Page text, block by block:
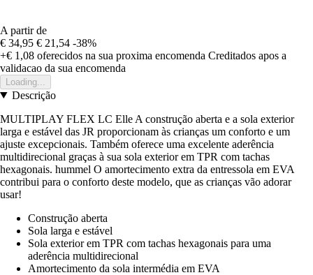
A partir de
€ 34,95 € 21,54 -38%
+€ 1,08 oferecidos na sua proxima encomenda Creditados apos a
validacao da sua encomenda
Loading...
Descrição
MULTIPLAY FLEX LC Elle A construção aberta e a sola exterior
larga e estável das JR proporcionam às crianças um conforto e um
ajuste excepcionais. Também oferece uma excelente aderência
multidirecional graças à sua sola exterior em TPR com tachas
hexagonais. hummel O amortecimento extra da entressola em EVA
contribui para o conforto deste modelo, que as crianças vão adorar
usar!
Construção aberta
Sola larga e estável
Sola exterior em TPR com tachas hexagonais para uma
aderência multidirecional
Amortecimento da sola intermédia em EVA